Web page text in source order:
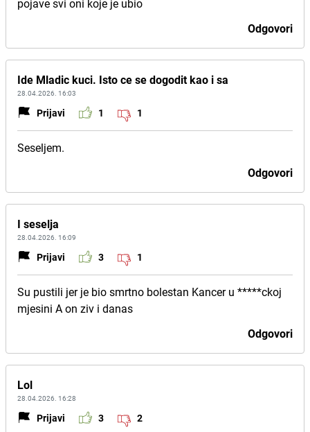
pojave svi oni koje je ubio
Odgovori
Ide Mladic kuci. Isto ce se dogodit kao i sa
28.04.2026. 16:03
Prijavi 1 1
Seseljem.
Odgovori
I seselja
28.04.2026. 16:09
Prijavi 3 1
Su pustili jer je bio smrtno bolestan Kancer u *****ckoj
mjesini A on ziv i danas
Odgovori
Lol
28.04.2026. 16:28
Prijavi 3 2